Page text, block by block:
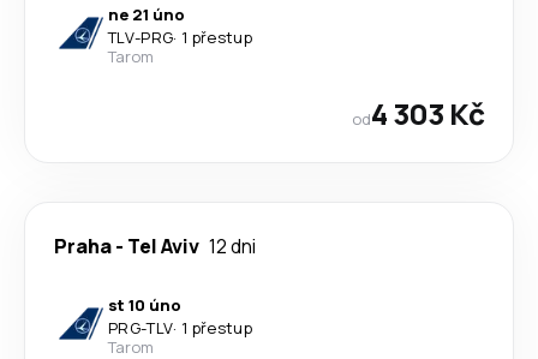
ne 21 úno
TLV-PRG· 1 přestup
Tarom
od4 303 Kč
Praha- Tel Aviv 12 dni
st 10 úno
PRG-TLV· 1 přestup
Tarom